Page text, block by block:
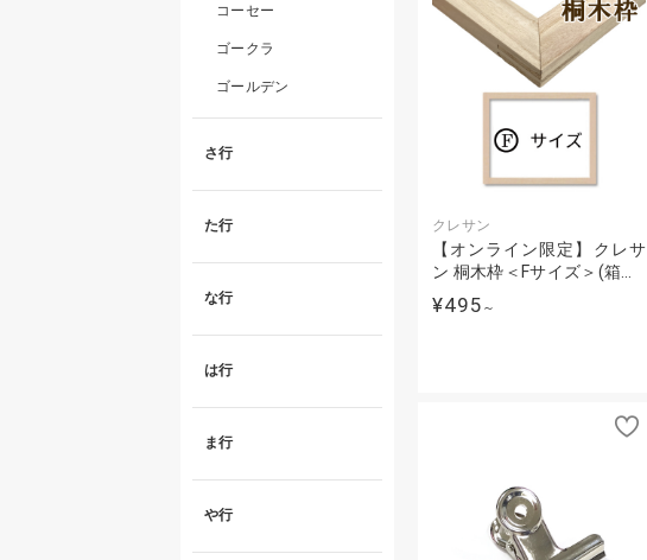
クレサン
【オンライン限定】クレサ
ン 桐木枠＜Fサイズ＞(箱…
¥495 ～
コーセー
ゴークラ
ゴールデン
さ行
た行
な行
は行
ま行
や行